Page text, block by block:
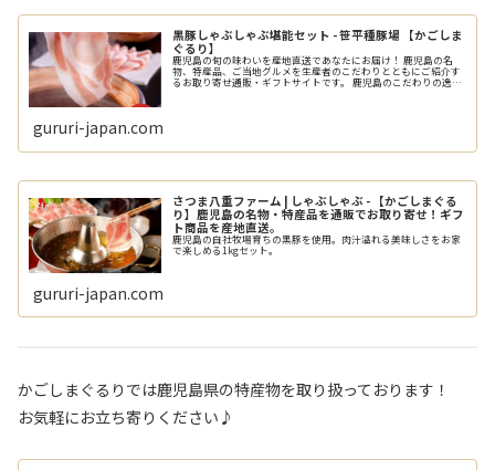
黒豚しゃぶしゃぶ堪能セット - 笹平種豚場 【かごしま
ぐるり】
鹿児島の旬の味わいを産地直送であなたにお届け！ 鹿児島の名
物、特産品、ご当地グルメを生産者のこだわりとともにご紹介す
るお取り寄せ通販・ギフトサイトです。 鹿児島のこだわりの逸品
gururi-japan.com
さつま八重ファーム | しゃぶしゃぶ - 【かごしまぐる
り】鹿児島の名物・特産品を通販でお取り寄せ！ギフ
ト商品を産地直送。
鹿児島の自社牧場育ちの黒豚を使用。肉汁溢れる美味しさをお家
で楽しめる1kgセット。
gururi-japan.com
かごしまぐるりでは鹿児島県の特産物を取り扱っております！
お気軽にお立ち寄りください♪